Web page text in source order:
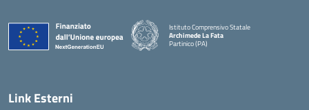
Istituto Comprensivo Statale
Archimede La Fata
Partinico (PA)
Link Esterni